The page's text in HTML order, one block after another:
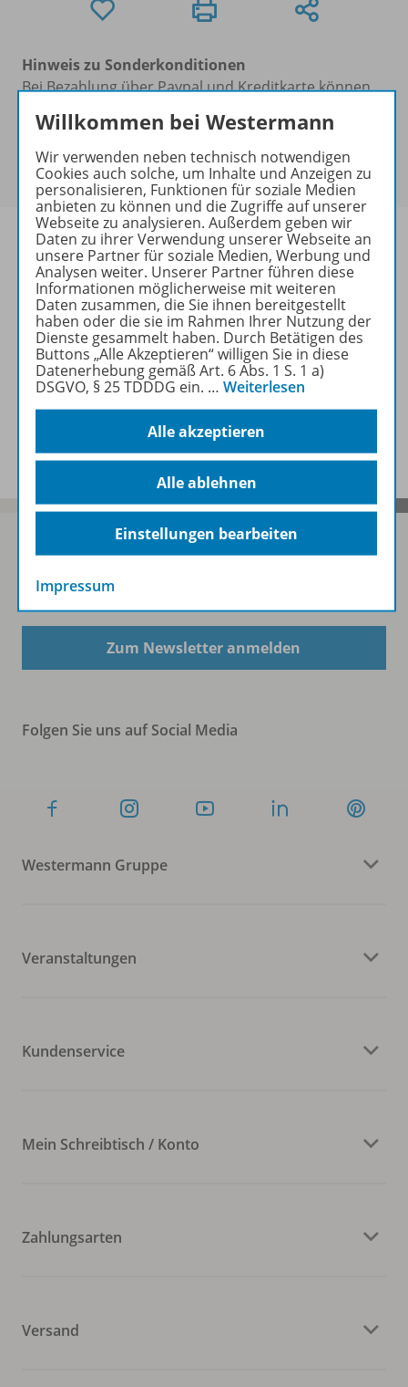
Hinweis zu Sonderkonditionen
Bei Bezahlung über Paypal und Kreditkarte können
Sie haben ein passendes Spar-Paket ?
Um den für Sie gültigen Preis zu sehen,melden Sie
sich bitte an.
Informationen
Weitere Inhalte der Ausgabe
Sofort profitieren
Zum Newsletter anmelden
Folgen Sie uns auf Social Media
Westermann Gruppe
Veranstaltungen
Kundenservice
Mein Schreibtisch / Konto
Zahlungsarten
Versand
Willkommen bei Westermann
Wir verwenden neben technisch notwendigen
Cookies auch solche, um Inhalte und Anzeigen zu
personalisieren, Funktionen für soziale Medien
anbieten zu können und die Zugriffe auf unserer
Webseite zu analysieren. Außerdem geben wir
Daten zu ihrer Verwendung unserer Webseite an
unsere Partner für soziale Medien, Werbung und
Analysen weiter. Unserer Partner führen diese
Informationen möglicherweise mit weiteren
Daten zusammen, die Sie ihnen bereitgestellt
haben oder die sie im Rahmen Ihrer Nutzung der
Dienste gesammelt haben. Durch Betätigen des
Buttons „Alle Akzeptieren“ willigen Sie in diese
Datenerhebung gemäß Art. 6 Abs. 1 S. 1 a)
DSGVO, § 25 TDDDG ein. … Weiterlesen
Alle akzeptieren
Alle ablehnen
Einstellungen bearbeiten
Impressum